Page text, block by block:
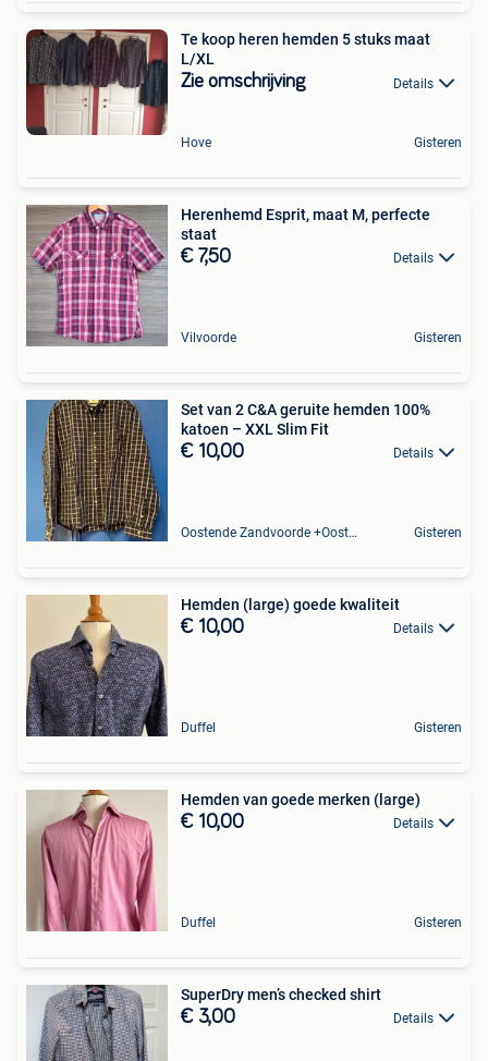
Te koop heren hemden 5 stuks maat
L/XL
Zie omschrijving Details
Hove Gisteren
Herenhemd Esprit, maat M, perfecte
staat
€ 7,50 Details
Vilvoorde Gisteren
Set van 2 C&A geruite hemden 100%
katoen – XXL Slim Fit
€ 10,00 Details
Oostende Zandvoorde +Oostende Gisteren
Hemden (large) goede kwaliteit
€ 10,00 Details
Duffel Gisteren
Hemden van goede merken (large)
€ 10,00 Details
Duffel Gisteren
SuperDry men’s checked shirt
€ 3,00 Details